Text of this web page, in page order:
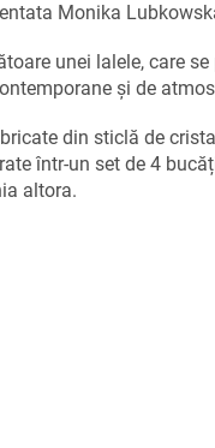
Monika
unei lalele, care
și de
din sticlă de
într-un set de 4
altora.